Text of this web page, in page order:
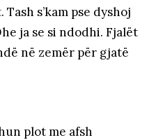
s’kam pse dyshoj
ja se si ndodhi. Fjalët
në zemër për gjatë
plot me afsh